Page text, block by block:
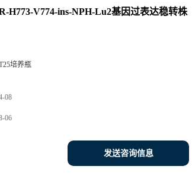
H773-V774-ins-NPH-Lu2基因过表达稳转株
培养瓶
08
06
发送咨询信息